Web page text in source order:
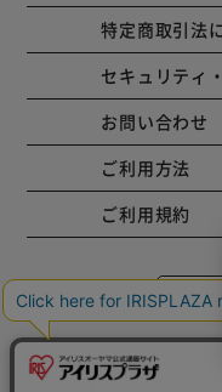
特定商取引法
セキュリティ
お問い合わせ
ご利用方法
ご利用規約
コ